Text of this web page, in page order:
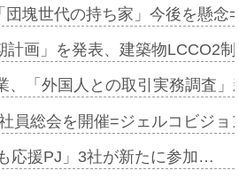
団塊世代の持ち家」今後を懸
計画」を発表、建築物LCCO2
、「外国人との取引実務調査
員総会を開催=ジェルコビジ
応援PJ」3社が新たに参加…